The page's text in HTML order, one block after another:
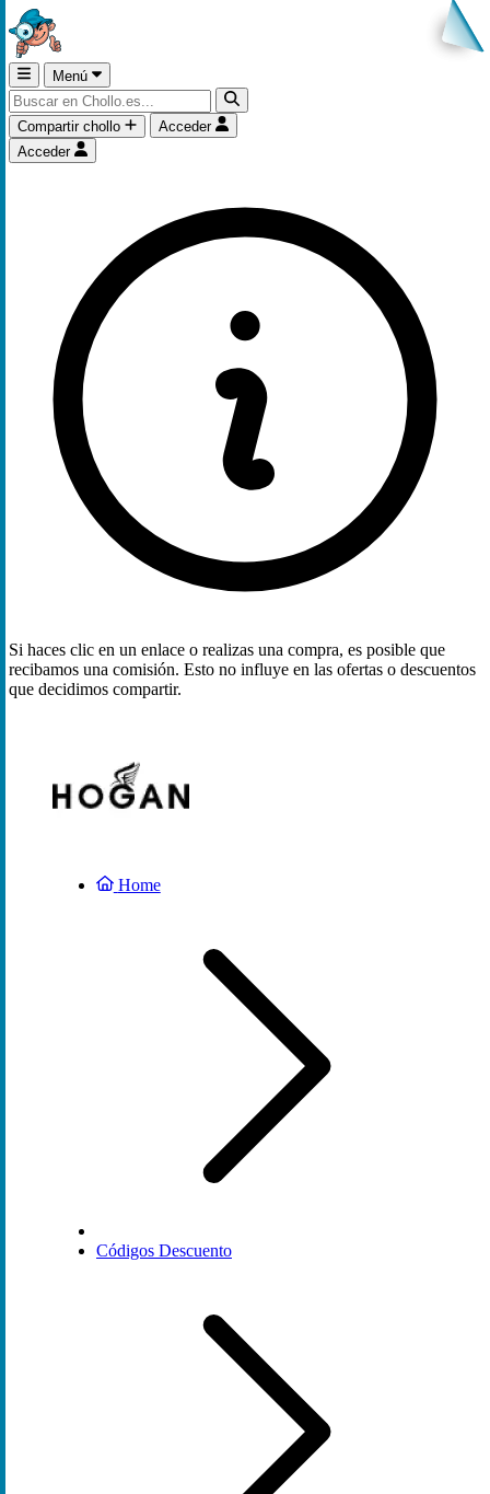
Menú
Compartir chollo
Acceder
Acceder
Si haces clic en un enlace o realizas una compra, es posible que
recibamos una comisión. Esto no influye en las ofertas o descuentos
que decidimos compartir.
Home
Códigos Descuento